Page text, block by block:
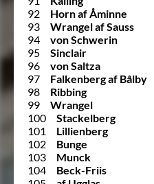
92
Horn af Åminne
93
Wrangel af Sauss
94
von Schwerin
95
Sinclair
96
von Saltza
97
Falkenberg af Bålby
98
Ribbing
99
Wrangel
100
Stackelberg
101
Lillienberg
102
Bunge
103
Munck
104
Beck-Friis